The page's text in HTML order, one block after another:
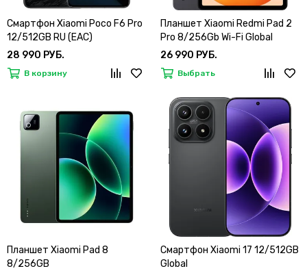
Смартфон Xiaomi Poco F6 Pro
12/512GB RU (EAC)
28 990 РУБ.
В корзину
Планшет Xiaomi Redmi Pad 2
Pro 8/256Gb Wi-Fi Global
26 990 РУБ.
Выбрать
Планшет Xiaomi Pad 8
8/256GB
Смартфон Xiaomi 17 12/512GB
Global